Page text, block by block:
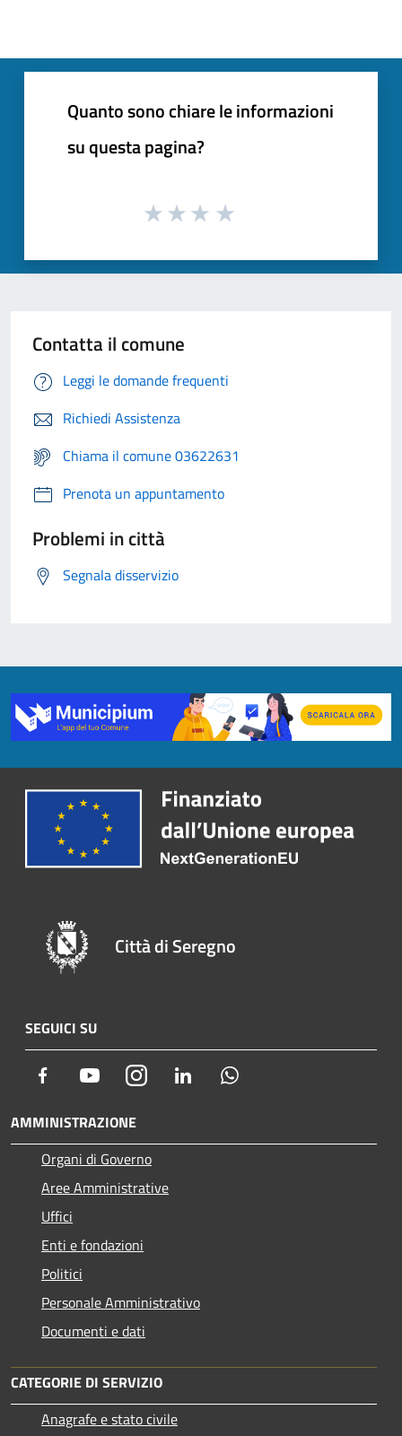
Quanto sono chiare le informazioni
su questa pagina?
Contatta il comune
Leggi le domande frequenti
Richiedi Assistenza
Chiama il comune 03622631
Prenota un appuntamento
Problemi in città
Segnala disservizio
Città di Seregno
SEGUICI SU
Facebook YoutubeInstagram LinkedIn
AMMINISTRAZIONE
Organi di Governo
Aree Amministrative
Uffici
Enti e fondazioni
Politici
Personale Amministrativo
Documenti e dati
CATEGORIE DI SERVIZIO
Anagrafe e stato civile